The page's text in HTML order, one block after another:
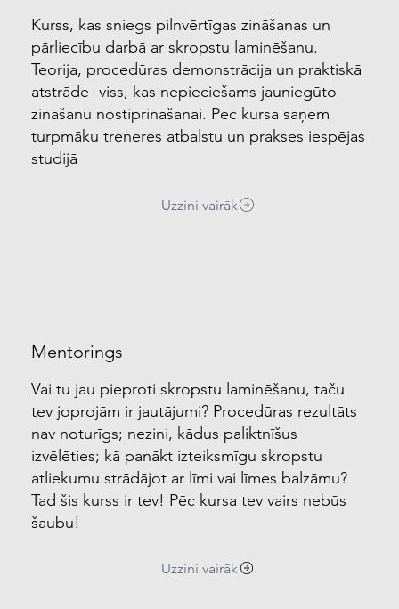
Kurss, kas sniegs pilnvērtīgas zināšanas un
pārliecību darbā ar skropstu laminēšanu.
Teorija, procedūras demonstrācija un praktiskā
atstrāde- viss, kas nepieciešams jauniegūto
zināšanu nostiprināšanai. Pēc kursa saņem
turpmāku treneres atbalstu un prakses iespējas
studijā
Uzzini vairāk
Mentorings
Vai tu jau pieproti skropstu laminēšanu, taču
tev joprojām ir jautājumi? Procedūras rezultāts
nav noturīgs; nezini, kādus paliktnīšus
izvēlēties; kā panākt izteiksmīgu skropstu
atliekumu strādājot ar līmi vai līmes balzāmu?
Tad šis kurss ir tev! Pēc kursa tev vairs nebūs
šaubu!
Uzzini vairāk